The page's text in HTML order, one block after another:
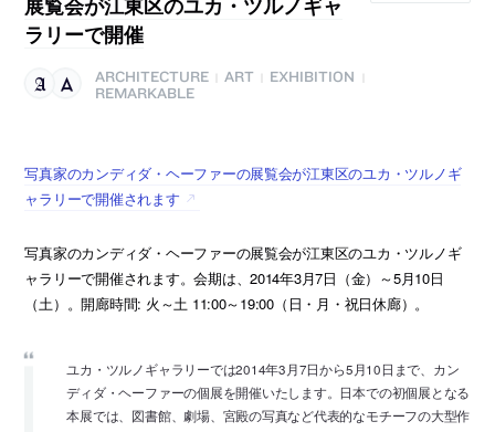
ラリーで開催
ARCHITECTURE ART EXHIBITION
REMARKABLE
写真家のカンディダ・ヘーファーの展覧会が江東区のユカ・ツルノギ
ャラリーで開催されます
写真家のカンディダ・ヘーファーの展覧会が江東区のユカ・ツルノギ
ャラリーで開催されます。会期は、2014年3月7日（金）～5月10日
（土）。開廊時間: 火～土 11:00～19:00（日・月・祝日休廊）。
ユカ・ツルノギャラリーでは2014年3月7日から5月10日まで、カン
ディダ・ヘーファーの個展を開催いたします。日本での初個展となる
本展では、図書館、劇場、宮殿の写真など代表的なモチーフの大型作